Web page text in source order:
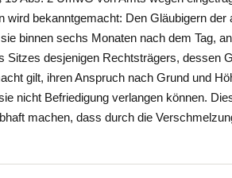
bekanntgemacht: Den Gläubigern der
binnen sechs Monaten nach dem Tag,
Sitzes desjenigen Rechtsträgers, dessen
gilt, ihren Anspruch nach Grund und
nicht Befriedigung verlangen können.
machen, dass durch die